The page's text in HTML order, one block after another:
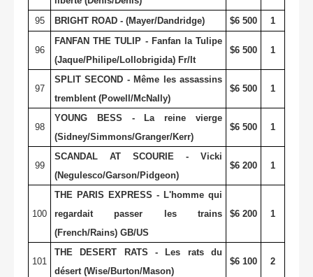
95
BRIGHT ROAD - (Mayer/Dandridge) $6 500 1
96
FANFAN THE TULIP - Fanfan la Tulipe
(Jaque/Philipe/Lollobrigida) Fr/It
$6 500 1
97
SPLIT SECOND - Même les assassins
tremblent (Powell/McNally)
$6 500 1
98
YOUNG BESS - La reine vierge
(Sidney/Simmons/Granger/Kerr)
$6 500 1
99
SCANDAL AT SCOURIE - Vicki
(Negulesco/Garson/Pidgeon)
$6 200 1
100
THE PARIS EXPRESS - L'homme qui
regardait passer les trains
(French/Rains) GB/US
$6 200 1
101
THE DESERT RATS - Les rats du
désert (Wise/Burton/Mason)
$6 100 2